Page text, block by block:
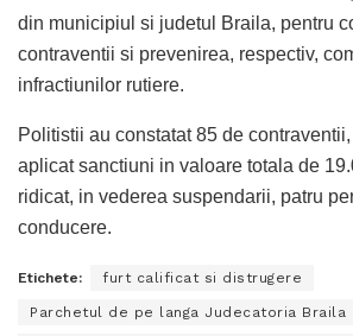
din municipiul si judetul Braila, pentru
contraventii si prevenirea, respectiv,
infractiunilor rutiere.
Politistii au constatat 85 de
aplicat sanctiuni in valoare totala de
ridicat, in vederea suspendarii, patru
conducere.
Etichete: furt calificat si distrugere
Parchetul de pe langa Judecatoria Braila